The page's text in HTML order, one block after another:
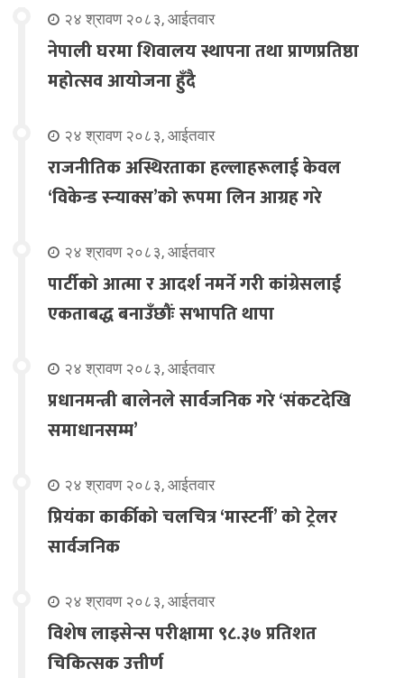
२४ श्रावण २०८३, आईतवार
नेपाली घरमा शिवालय स्थापना तथा प्राणप्रतिष्ठा
महोत्सव आयोजना हुँदै
२४ श्रावण २०८३, आईतवार
राजनीतिक अस्थिरताका हल्लाहरूलाई केवल
‘विकेन्ड स्न्याक्स’को रूपमा लिन आग्रह गरे
२४ श्रावण २०८३, आईतवार
पार्टीको आत्मा र आदर्श नमर्ने गरी कांग्रेसलाई
एकताबद्ध बनाउँछौंः सभापति थापा
२४ श्रावण २०८३, आईतवार
प्रधानमन्त्री बालेनले सार्वजनिक गरे ‘संकटदेखि
समाधानसम्म’
२४ श्रावण २०८३, आईतवार
प्रियंका कार्कीको चलचित्र ‘मास्टर्नी’ को ट्रेलर
सार्वजनिक
२४ श्रावण २०८३, आईतवार
विशेष लाइसेन्स परीक्षामा ९८.३७ प्रतिशत
चिकित्सक उत्तीर्ण